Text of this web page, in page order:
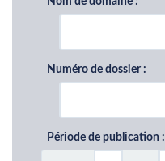
Numéro de dossier :
Période de publication :